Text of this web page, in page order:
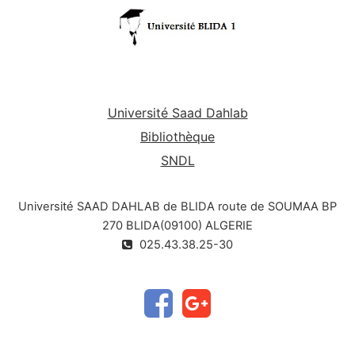
Université Saad Dahlab
Bibliothèque
SNDL
Université SAAD DAHLAB de BLIDA route de SOUMAA BP
270 BLIDA(09100) ALGERIE
025.43.38.25-30